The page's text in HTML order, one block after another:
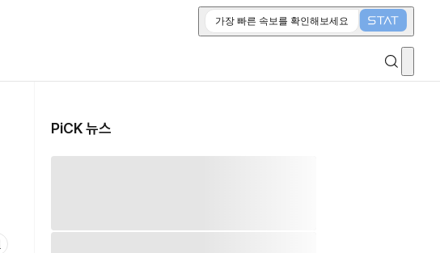
가장 빠른 속보를 확인해보세요
PiCK 뉴스